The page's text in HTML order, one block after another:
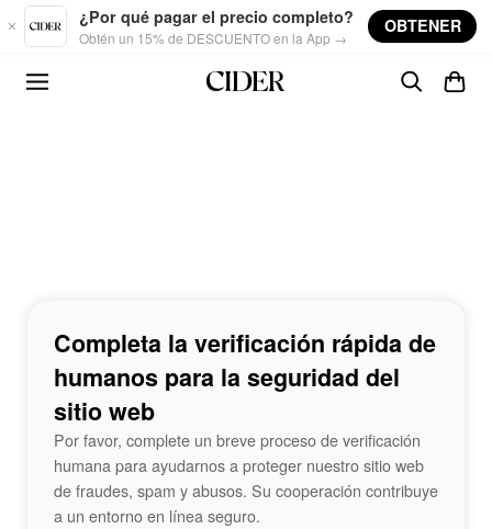
Skip to main content
¿Por qué pagar el precio completo?
Obtén un 15% de DESCUENTO en la App →
OBTENER
Completa la verificación rápida de
humanos para la seguridad del
sitio web
Por favor, complete un breve proceso de verificación
humana para ayudarnos a proteger nuestro sitio web
de fraudes, spam y abusos. Su cooperación contribuye
a un entorno en línea seguro.